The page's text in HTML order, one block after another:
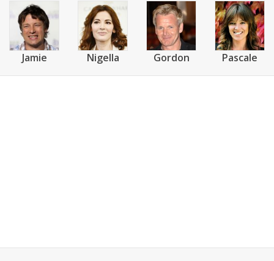
Jamie Nigella Gordon Pascale